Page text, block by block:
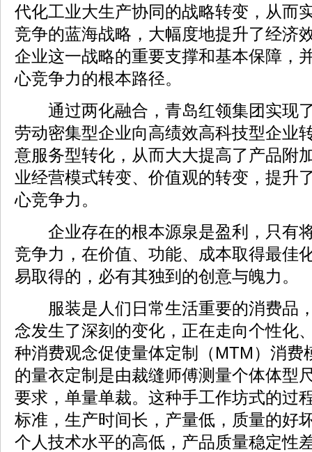
代化工业大生产协同的战略转变，从而
竞争的蓝海战略，大幅度地提升了经济
企业这一战略的重要支撑和基本保障，
心竞争力的根本路径。
通过两化融合，青岛红领集团实现
劳动密集型企业向高绩效高科技型企业
意服务型转化，从而大大提高了产品附
业经营模式转变、价值观的转变，提升
心竞争力。
企业存在的根本源泉是盈利，只有
竞争力，在价值、功能、成本取得最佳
易取得的，必有其独到的创意与魄力。
服装是人们日常生活重要的消费品
念发生了深刻的变化，正在走向个性化
种消费观念促使量体定制（MTM）消费
的量衣定制是由裁缝师傅测量个体体型
要求，单量单裁。这种手工作坊式的过
标准，生产时间长，产量低，质量的好
个人技术水平的高低，产品质量稳定性